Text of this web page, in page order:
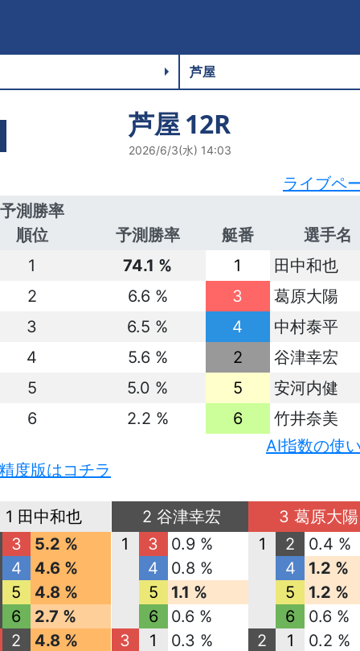
芦屋12R
2026/6/3(水) 14:03
ライブペ
予測勝率
順位
予測勝率 艇番
選手名
1
74.1 % 1
田中和也
2
6.6 % 3
葛原大陽
3
6.5 % 4
中村泰平
4
5.6 % 2
谷津幸宏
5
5.0 % 5
安河内健
6
2.2 % 6
竹井奈美
AI指数の使
度版はコチラ
1 田中和也
3
5.2 %
4
4.6 %
5
4.8 %
6
2.7 %
2
4.8 %
2 谷津幸宏
1
3
0.9 %
4
0.8 %
5
1.1 %
6
0.6 %
3
1
0.3 %
3 葛原大陽
1
2
0.4 %
4
1.2 %
5
1.2 %
6
0.6 %
2
1
0.2 %